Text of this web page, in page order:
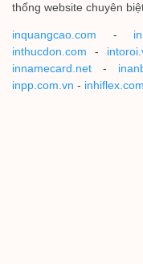
thống website chuyên
inquangcao.com -
inthucdon.com -
innamecard.net -
inpp.com.vn - inhiflex.com